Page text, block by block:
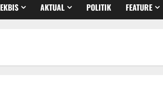
EKBIS AKTUAL POLITIK FEATURE